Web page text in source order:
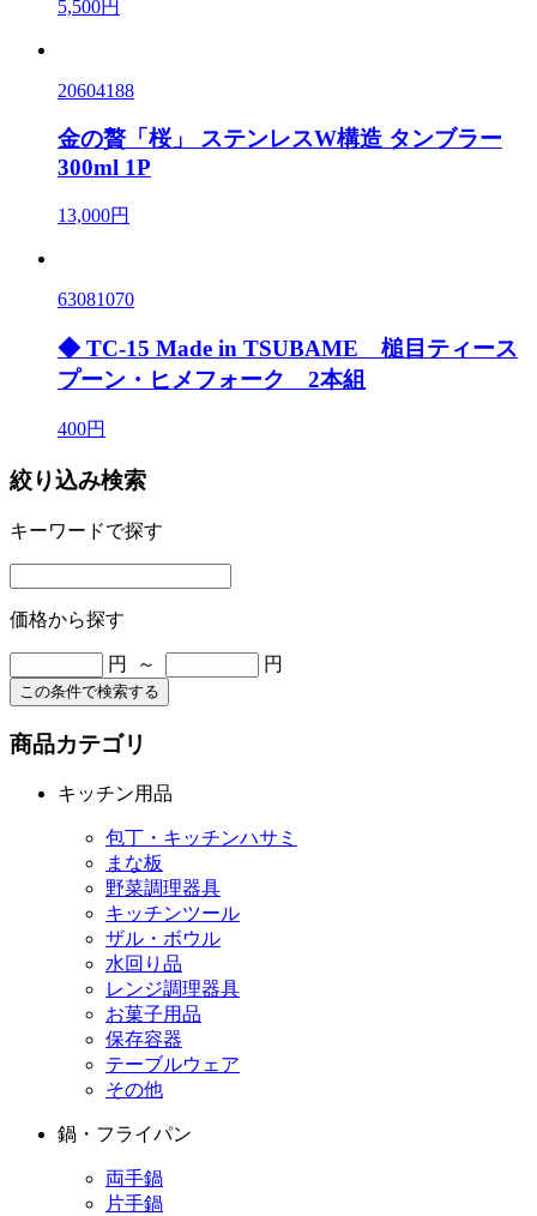
5,500円
20604188
金の贅「桜」 ステンレスW構造 タンブラー
300ml 1P
13,000円
63081070
◆ TC-15 Made in TSUBAME 槌目ティース
プーン・ヒメフォーク 2本組
400円
絞り込み検索
キーワードで探す
価格から探す
円 ～ 円
この条件で検索する
商品カテゴリ
キッチン用品
包丁・キッチンハサミ
まな板
野菜調理器具
キッチンツール
ザル・ボウル
水回り品
レンジ調理器具
お菓子用品
保存容器
テーブルウェア
その他
鍋・フライパン
両手鍋
片手鍋